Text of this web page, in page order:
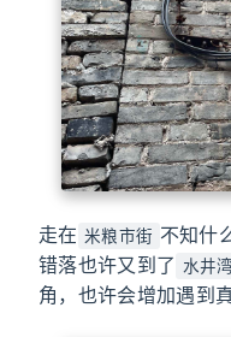
走在 米粮市街 不知什
错落也许又到了 水井
角，也许会增加遇到